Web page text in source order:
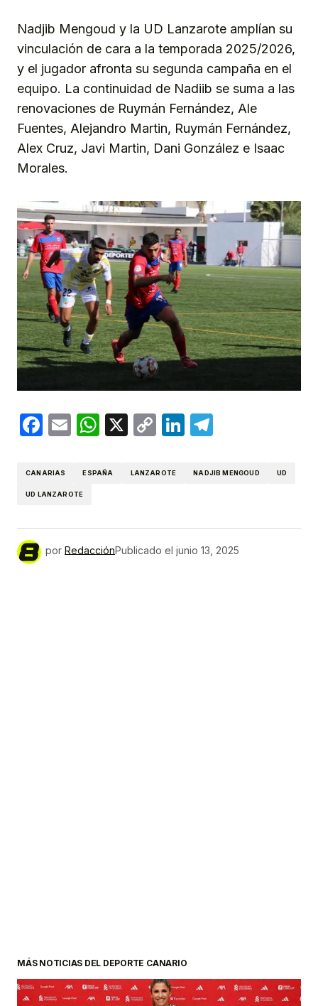
Nadjib Mengoud y la UD Lanzarote amplían su
vinculación de cara a la temporada 2025/2026,
y el jugador afronta su segunda campaña en el
equipo. La continuidad de Nadiib se suma a las
renovaciones de Ruymán Fernández, Ale
Fuentes, Alejandro Martin, Ruymán Fernández,
Alex Cruz, Javi Martin, Dani González e Isaac
Morales.
Facebook
EmailWhatsApp
X
CopyLinkedIn
CANARIAS ESPAÑA LANZAROTE NADJIB MENGOUD UD
UD LANZAROTE
por RedacciónPublicado el junio 13, 2025
MÁS NOTICIAS DEL DEPORTE CANARIO